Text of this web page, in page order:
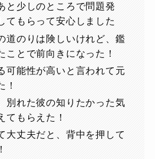
と少しのところで問題発
てもらって安心しました
道のりは険しいけれど、鑑
ことで前向きになった！
可能性が高いと言われて元
！
別れた彼の知りたかった気
てもらえた！
大丈夫だと、背中を押して